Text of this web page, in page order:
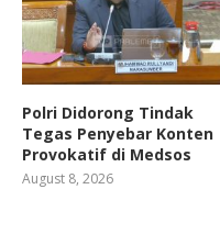
Polri Didorong Tindak
Tegas Penyebar Konten
Provokatif di Medsos
August 8, 2026